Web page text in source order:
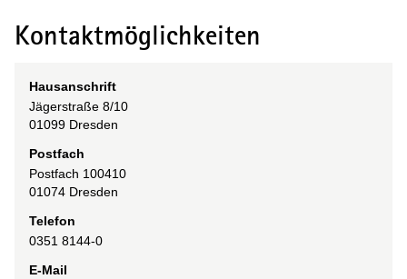
Kontaktmöglichkeiten
Hausanschrift
Jägerstraße 8/10
01099 Dresden
Postfach
Postfach 100410
01074 Dresden
Telefon
0351 8144-0
E-Mail